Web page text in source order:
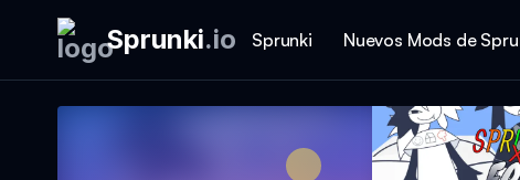
Sprunki.io Sprunki Nuevos Mods de